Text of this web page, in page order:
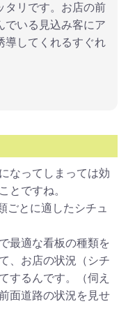
タリです。お店の前
でいる見込み客にア
導してくれるすぐれ
なってしまっては効
とですね。
ごとに適したシチュ
最適な看板の種類を
、お店の状況（シチ
するんです。（伺え
面道路の状況を見せ